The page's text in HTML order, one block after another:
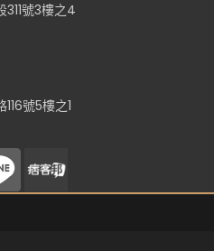
號3樓之4
號5樓之1